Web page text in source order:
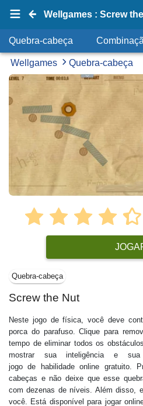
Wellgames : Screw
Quebra-cabeça
Wellgames Quebra-cabeça
Quebra-cabeça
Screw the Nut
Neste jogo de física, você deve
porca do parafuso. Clique para
tempo de eliminar todos os
mostrar sua inteligência e
jogo de habilidade online gratuito.
cabeças e não deixe que esse
com dezenas de níveis. Além disso,
você. Está disponível para jogar